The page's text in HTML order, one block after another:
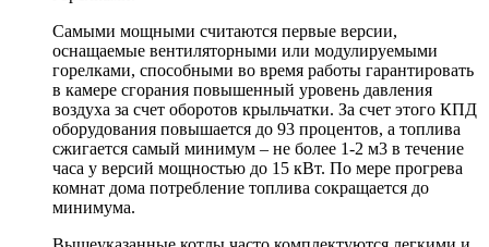
Самыми мощными считаются первые версии,
оснащаемые вентиляторными или модулируемыми
горелками, способными во время работы гарантировать
в камере сгорания повышенный уровень давления
воздуха за счет оборотов крыльчатки. За счет этого КПД
оборудования повышается до 93 процентов, а топлива
сжигается самый минимум – не более 1-2 м3 в течение
часа у версий мощностью до 15 кВт. По мере прогрева
комнат дома потребление топлива сокращается до
минимума.